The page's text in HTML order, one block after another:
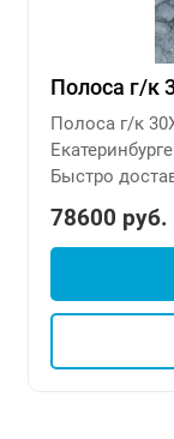
Полоса г/к
Полоса г/к
Быстро
78600 руб.